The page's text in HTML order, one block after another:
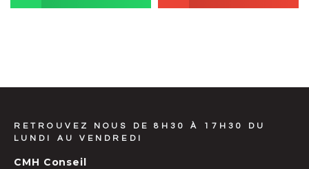
RETROUVEZ NOUS DE 8H30 À 17H30 DU
LUNDI AU VENDREDI
CMH Conseil